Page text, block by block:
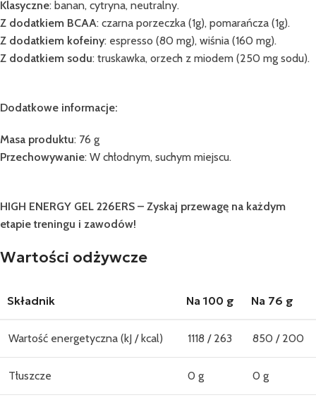
Klasyczne: banan, cytryna, neutralny.
Z dodatkiem BCAA: czarna porzeczka (1g), pomarańcza (1g).
Z dodatkiem kofeiny: espresso (80 mg), wiśnia (160 mg).
Z dodatkiem sodu: truskawka, orzech z miodem (250 mg sodu).
Dodatkowe informacje:
Masa produktu: 76 g
Przechowywanie: W chłodnym, suchym miejscu.
HIGH ENERGY GEL 226ERS – Zyskaj przewagę na każdym
etapie treningu i zawodów!
Wartości odżywcze
Składnik Na 100 g Na 76 g
Wartość energetyczna (kJ / kcal) 1118 / 263 850 / 200
Tłuszcze 0 g 0 g